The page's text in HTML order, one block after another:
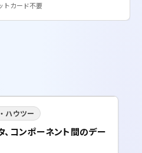
トカード不要
ハウツー
、コンポーネント間のデー